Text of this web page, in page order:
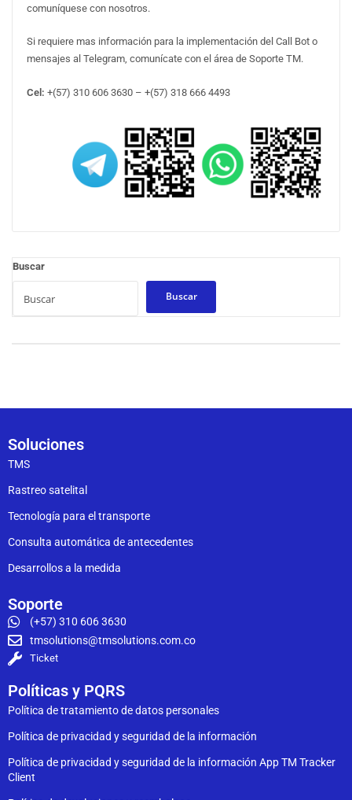
comuníquese con nosotros.
Si requiere mas información para la implementación del Call Bot o
mensajes al Telegram, comunícate con el área de Soporte TM.
Cel: +(57) 310 606 3630 – +(57) 318 666 4493
Buscar
Buscar
Soluciones
TMS
Rastreo satelital
Tecnología para el transporte
Consulta automática de antecedentes
Desarrollos a la medida
Soporte
(+57) 310 606 3630
tmsolutions@tmsolutions.com.co
Ticket
Políticas y PQRS
Política de tratamiento de datos personales
Política de privacidad y seguridad de la información
Política de privacidad y seguridad de la información App TM Tracker
Client